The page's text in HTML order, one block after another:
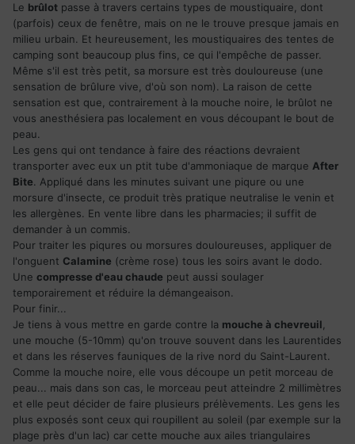
Le brûlot passe à travers certains types de moustiquaire, dont
(parfois) ceux de fenêtre, mais on ne le trouve presque jamais en
milieu urbain. Et heureusement, les moustiquaires des tentes de
camping sont beaucoup plus fins, ce qui l'empêche de passer.
Même s'il est très petit, sa morsure est très douloureuse (une
sensation de brûlure vive, d'où son nom). La raison de cette
sensation est que, contrairement à la mouche noire, le brûlot ne
vous anesthésiera pas localement en vous découpant le bout de
peau.
Les gens qui ont tendance à faire des réactions devraient
transporter avec eux un ptit tube d'ammoniaque de marque After
Bite. Appliqué dans les minutes suivant une piqure ou une
morsure d'insecte, ce produit très pratique neutralise le venin et
les allergènes. En vente libre dans les pharmacies; il suffit de
demander à un commis.
Pour traiter les piqures ou morsures douloureuses, appliquer de
l'onguent Calamine (crème rose) tous les soirs avant le dodo.
Une compresse d'eau chaude peut aussi soulager
temporairement et réduire la démangeaison.
Pour finir...
Je tiens à vous mettre en garde contre la mouche à chevreuil,
une mouche (5-10mm) qu'on trouve souvent dans les Laurentides
et dans les réserves fauniques de la rive nord du Saint-Laurent.
Comme la mouche noire, elle vous découpe un petit morceau de
peau... mais dans son cas, le morceau peut atteindre 2 millimètres
et elle peut décider de faire plusieurs prélèvements. Les gens les
plus exposés sont ceux qui roupillent au soleil (par exemple sur la
plage près d'un lac) car cette mouche aux ailes triangulaires